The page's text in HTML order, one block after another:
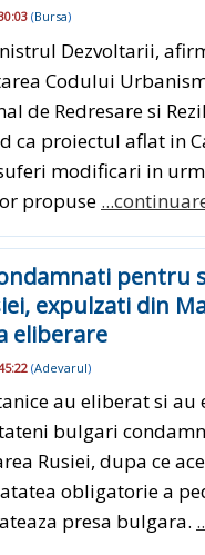
(Bursa)
Dezvoltarii,
Codului
de Redresare si
ca proiectul aflat in
modificari in
propuse
pentru
expulzati din
eliberare
(Adevarul)
au eliberat si au
bulgari
Rusiei, dupa ce
obligatorie a
presa bulgara.